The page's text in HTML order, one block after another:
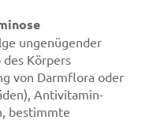
ungenügender
Körpers
von Darmflora oder
Antivitamin-
bestimmte